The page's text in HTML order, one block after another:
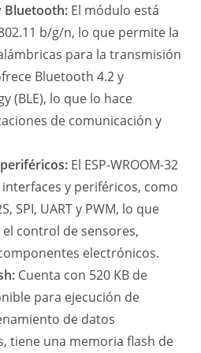
Bluetooth: El módulo está
b/g/n, lo que permite la
para la transmisión
Bluetooth 4.2 y
(BLE), lo que lo hace
de comunicación y
El ESP-WROOM-32
y periféricos, como
SPI, UART y PWM, lo que
control de sensores,
electrónicos.
Cuenta con 520 KB de
para ejecución de
de datos
tiene una memoria flash de